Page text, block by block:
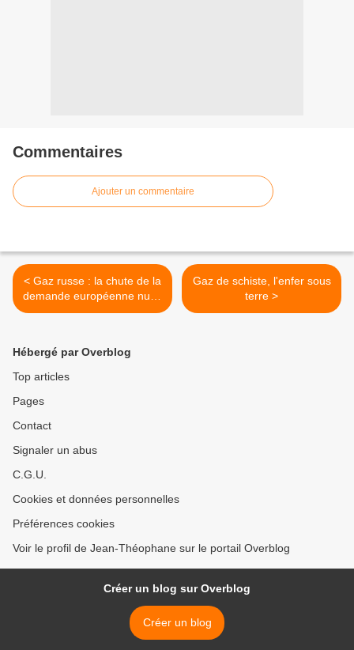
Commentaires
Ajouter un commentaire
< Gaz russe : la chute de la
demande européenne nuira
à l'économie russe (Avis)
Gaz de schiste, l'enfer sous
terre >
Hébergé par Overblog
Top articles
Pages
Contact
Signaler un abus
C.G.U.
Cookies et données personnelles
Préférences cookies
Voir le profil de Jean-Théophane sur le portail Overblog
Créer un blog sur Overblog
Créer un blog